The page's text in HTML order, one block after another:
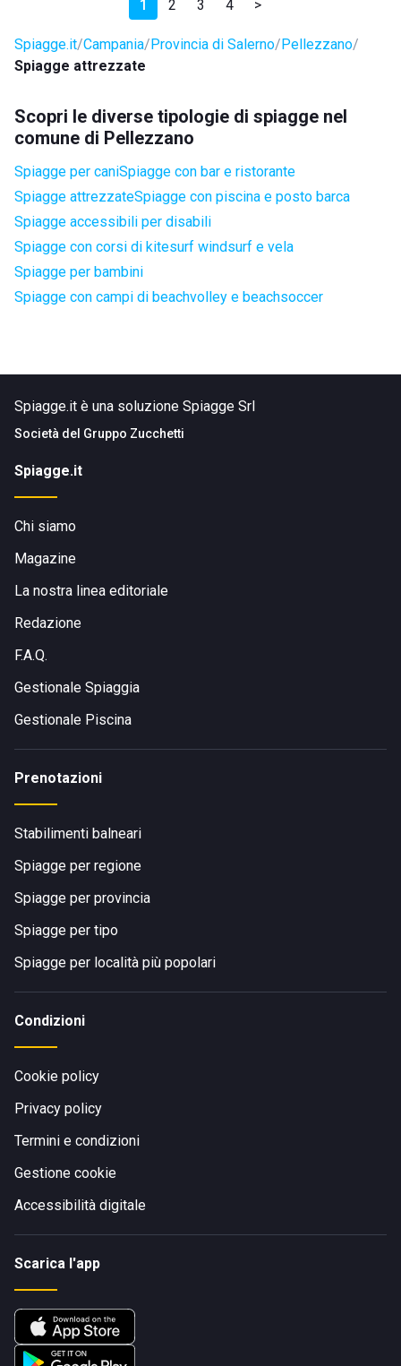
1 2 3 4 >
Spiagge.it Campania Provincia di Salerno Pellezzano
Spiagge attrezzate
Scopri le diverse tipologie di spiagge nel
comune di Pellezzano
Spiagge per caniSpiagge con bar e ristorante
Spiagge attrezzateSpiagge con piscina e posto barca
Spiagge accessibili per disabili
Spiagge con corsi di kitesurf windsurf e vela
Spiagge per bambini
Spiagge con campi di beachvolley e beachsoccer
Spiagge.it è una soluzione Spiagge Srl
Società del Gruppo Zucchetti
Spiagge.it
Chi siamo
Magazine
La nostra linea editoriale
Redazione
F.A.Q.
Gestionale Spiaggia
Gestionale Piscina
Prenotazioni
Stabilimenti balneari
Spiagge per regione
Spiagge per provincia
Spiagge per tipo
Spiagge per località più popolari
Condizioni
Cookie policy
Privacy policy
Termini e condizioni
Gestione cookie
Accessibilità digitale
Scarica l'app